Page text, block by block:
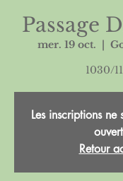
Passage
mer. 19 oct.
1030/
Les inscriptions ne
Retour